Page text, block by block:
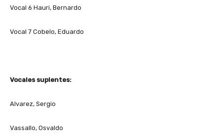
Vocal 6 Hauri, Bernardo
Vocal 7 Cobelo, Eduardo
Vocales suplentes:
Alvarez, Sergio
Vassallo, Osvaldo